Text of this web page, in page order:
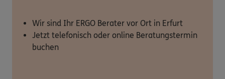
Wir sind Ihr ERGO Berater vor Ort in Erfurt
Jetzt telefonisch oder online Beratungstermin
buchen